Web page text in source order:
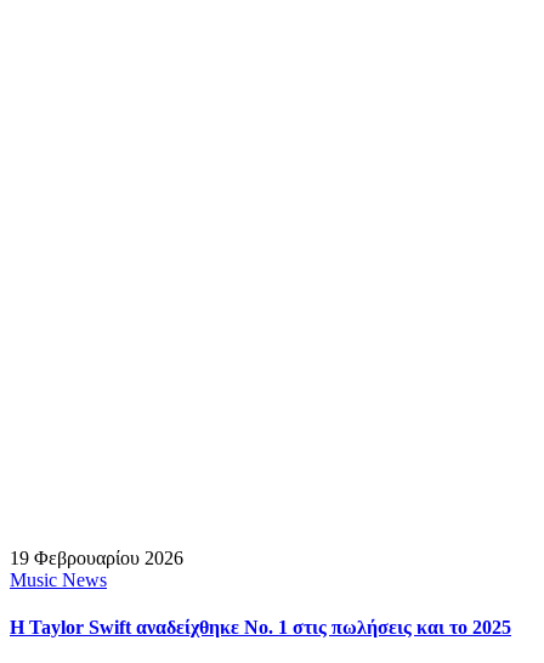
19 Φεβρουαρίου 2026
Music News
H Taylor Swift αναδείχθηκε No. 1 στις πωλήσεις και το 2025